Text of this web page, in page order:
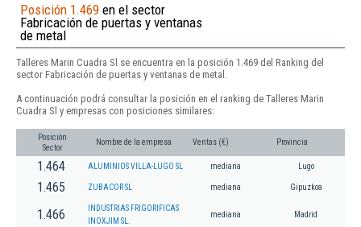
Posición 1.469 en el sector
Fabricación de puertas y ventanas
de metal
Talleres Marin Cuadra Sl se encuentra en la posición 1.469 del Ranking del
sector Fabricación de puertas y ventanas de metal.
A continuación podrá consultar la posición en el ranking de Talleres Marin
Cuadra Sl y empresas con posiciones similares:
Posición
Sector
Nombre de la empresa Ventas (€) Provincia
1.464 ALUMINIOS VILLA-LUGO SL mediana Lugo
1.465 ZUBACOR SL mediana Gipuzkoa
1.466
INDUSTRIAS FRIGORIFICAS
INOXJIM SL.
mediana Madrid